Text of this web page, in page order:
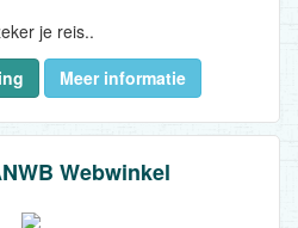
je reis..
Meer informatie
Webwinkel